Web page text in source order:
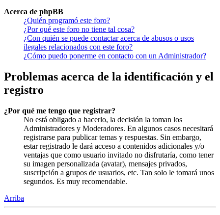
Acerca de phpBB
¿Quién programó este foro?
¿Por qué este foro no tiene tal cosa?
¿Con quién se puede contactar acerca de abusos o usos
ilegales relacionados con este foro?
¿Cómo puedo ponerme en contacto con un Administrador?
Problemas acerca de la identificación y el
registro
¿Por qué me tengo que registrar?
No está obligado a hacerlo, la decisión la toman los
Administradores y Moderadores. En algunos casos necesitará
registrarse para publicar temas y respuestas. Sin embargo,
estar registrado le dará acceso a contenidos adicionales y/o
ventajas que como usuario invitado no disfrutaría, como tener
su imagen personalizada (avatar), mensajes privados,
suscripción a grupos de usuarios, etc. Tan solo le tomará unos
segundos. Es muy recomendable.
Arriba